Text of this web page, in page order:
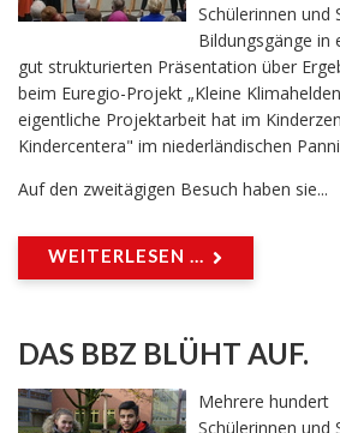
Schülerinnen und
Bildungsgänge in
gut strukturierten Präsentation über
beim Euregio-Projekt „Kleine
eigentliche Projektarbeit hat im
Kindercentera" im niederländischen
Auf den zweitägigen Besuch haben sie...
WEITERLESEN ...
DAS BBZ BLÜHT AUF.
Mehrere hundert
Schülerinnen und